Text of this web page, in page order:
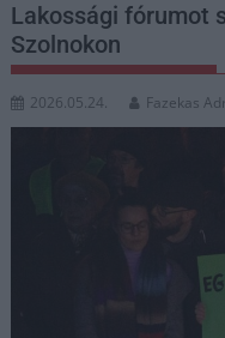
Lakossági fórumot
Szolnokon
2026.05.24. Fazekas